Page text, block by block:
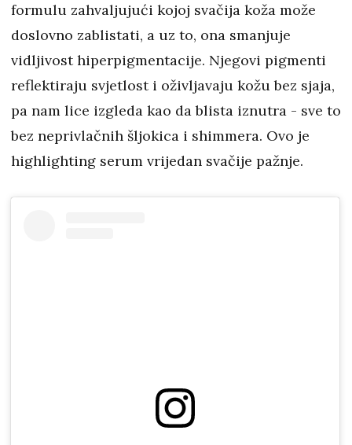
formulu zahvaljujući kojoj svačija koža može
doslovno zablistati, a uz to, ona smanjuje
vidljivost hiperpigmentacije. Njegovi pigmenti
reflektiraju svjetlost i oživljavaju kožu bez sjaja,
pa nam lice izgleda kao da blista iznutra - sve to
bez neprivlačnih šljokica i shimmera. Ovo je
highlighting serum vrijedan svačije pažnje.